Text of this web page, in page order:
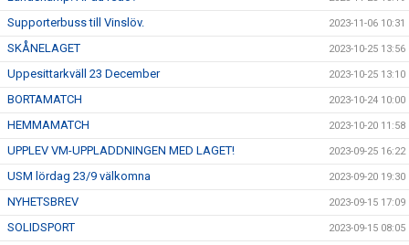
Supporterbuss till Vinslöv. 2023-11-06 10:31
SKÅNELAGET 2023-10-25 13:56
Uppesittarkväll 23 December 2023-10-25 13:10
BORTAMATCH 2023-10-24 10:00
HEMMAMATCH 2023-10-20 11:58
UPPLEV VM-UPPLADDNINGEN MED LAGET! 2023-09-25 16:22
USM lördag 23/9 välkomna 2023-09-20 19:30
NYHETSBREV 2023-09-15 17:09
SOLIDSPORT 2023-09-15 08:05